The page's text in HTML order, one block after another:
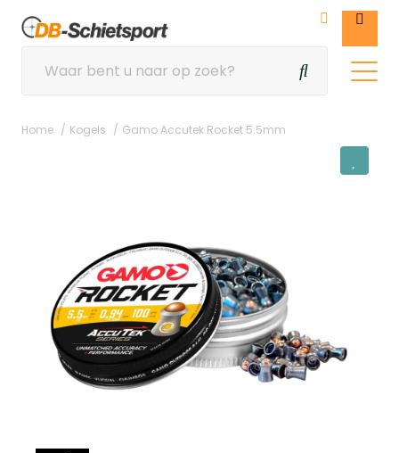
Home Kogels Gamo Accutek Rocket 5.5mm